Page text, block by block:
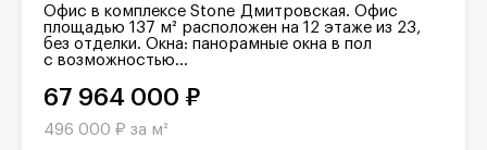
Офис в комплексе Stone Дмитровская. Офис
площадью 137 м² расположен на 12 этаже из 23,
без отделки. Окна: панорамные окна в пол
с возможностью...
67 964 000 ₽
496 000 ₽ за м²